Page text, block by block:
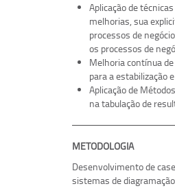
Aplicação de
melhorias, sua
processos de
os processos de
Melhoria contínua
para a estabilização
Aplicação de
na tabulação de
METODOLOGIA
Desenvolvimento de
sistemas de